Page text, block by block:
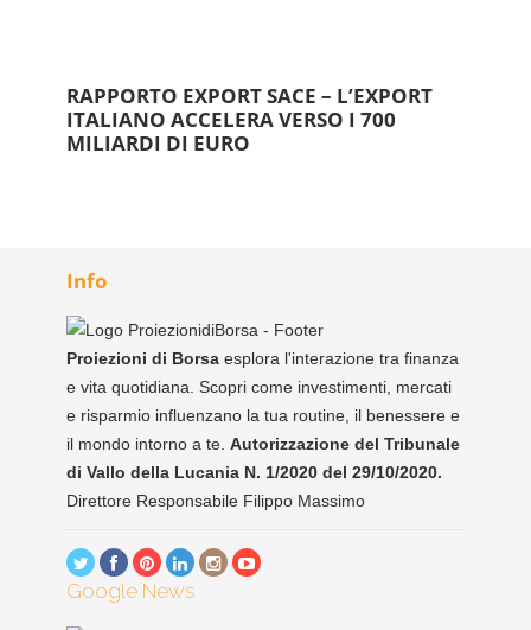
RAPPORTO EXPORT SACE – L’EXPORT
ITALIANO ACCELERA VERSO I 700
MILIARDI DI EURO
Info
Proiezioni di Borsa esplora l'interazione tra finanza
e vita quotidiana. Scopri come investimenti, mercati
e risparmio influenzano la tua routine, il benessere e
il mondo intorno a te. Autorizzazione del Tribunale
di Vallo della Lucania N. 1/2020 del 29/10/2020.
Direttore Responsabile Filippo Massimo
Google News